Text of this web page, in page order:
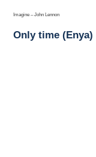
Imagine – John Lennon
Only time (Enya)